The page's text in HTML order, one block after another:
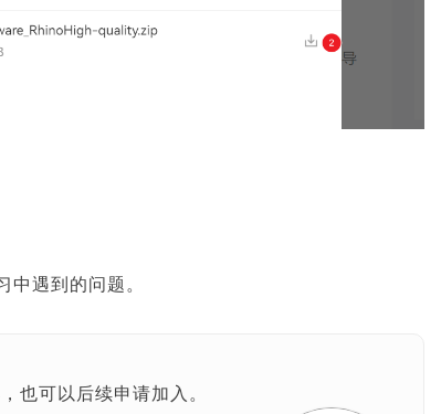
中遇到的问题。
也可以后续申请加入。